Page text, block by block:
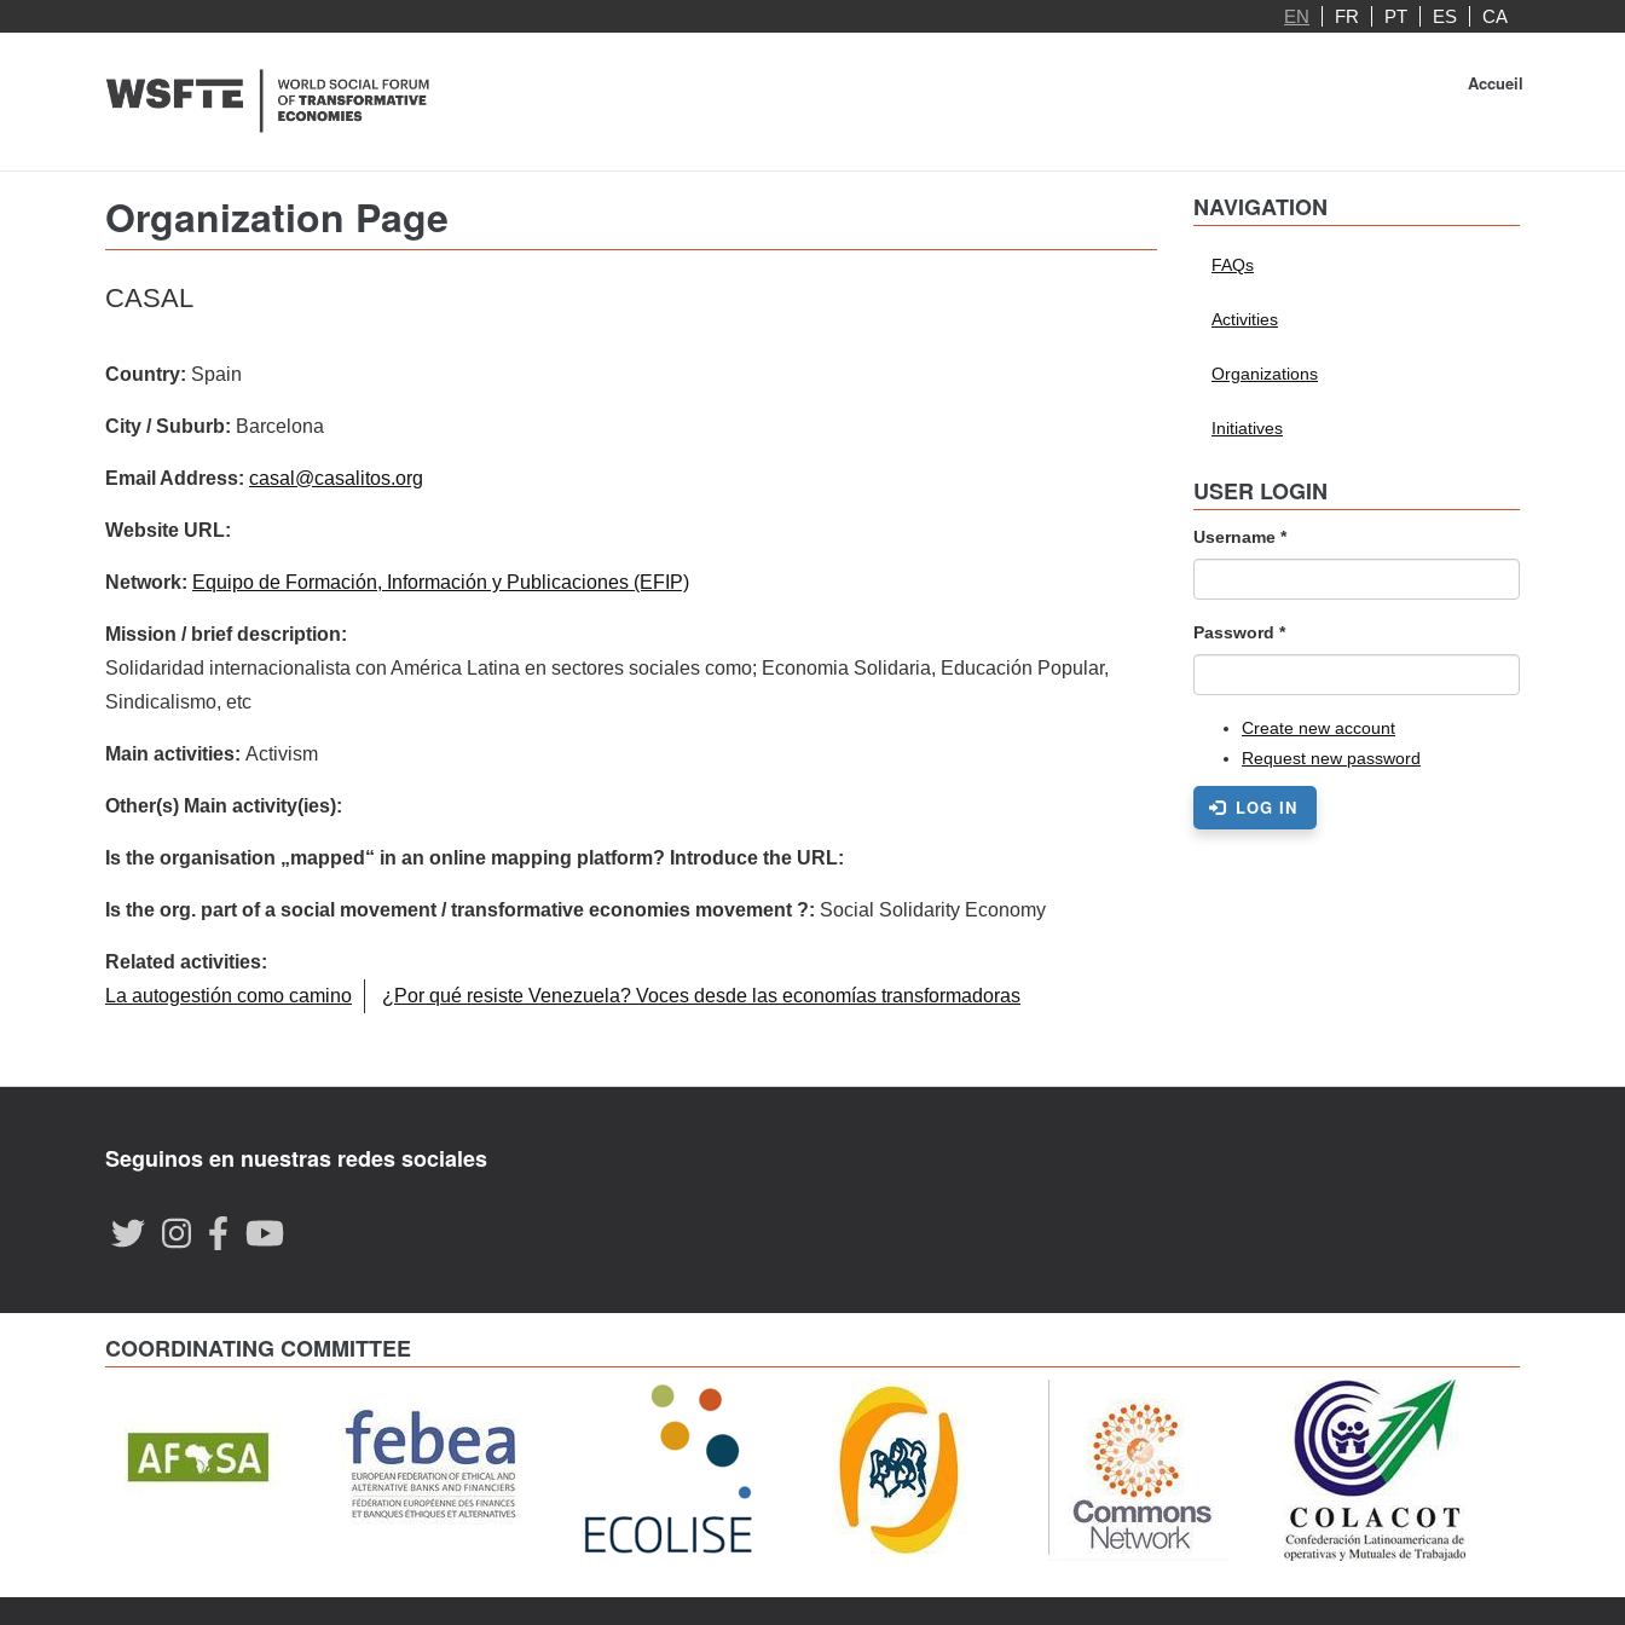
EN FR PT ES CA
Accueil
Organization Page
CASAL
Country: Spain
City / Suburb: Barcelona
Email Address: casal@casalitos.org
Website URL:
Network: Equipo de Formación, Información y Publicaciones (EFIP)
Mission / brief description:
Solidaridad internacionalista con América Latina en sectores sociales como; Economia Solidaria, Educación Popular,
Sindicalismo, etc
Main activities: Activism
Other(s) Main activity(ies):
Is the organisation „mapped“ in an online mapping platform? Introduce the URL:
Is the org. part of a social movement / transformative economies movement ?: Social Solidarity Economy
Related activities:
La autogestión como camino
¿Por qué resiste Venezuela? Voces desde las economías transformadoras
NAVIGATION
FAQs
Activities
Organizations
Initiatives
USER LOGIN
Username *
Password *
Create new account
Request new password
LOG IN
Seguinos en nuestras redes sociales
COORDINATING COMMITTEE